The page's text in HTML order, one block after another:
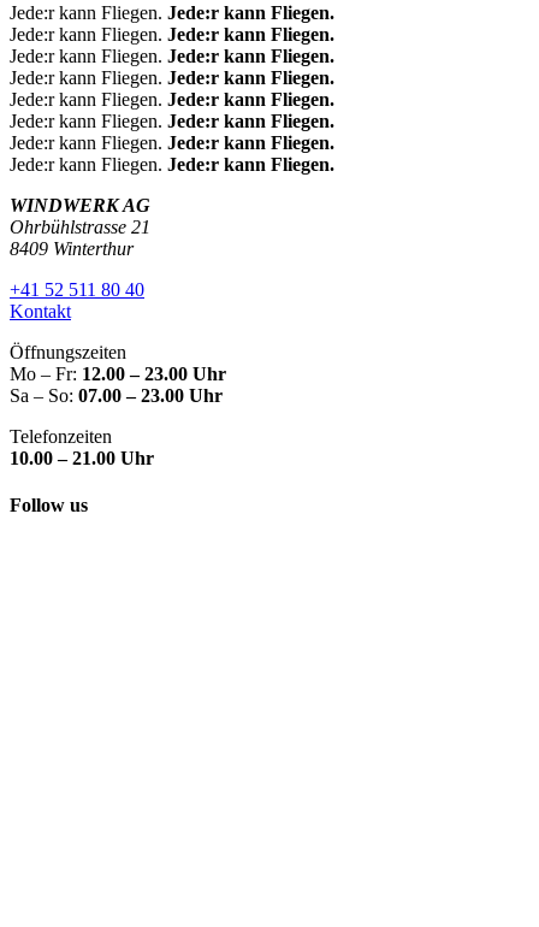
Jede:r kann Fliegen. Jede:r kann Fliegen.
Jede:r kann Fliegen. Jede:r kann Fliegen.
Jede:r kann Fliegen. Jede:r kann Fliegen.
Jede:r kann Fliegen. Jede:r kann Fliegen.
Jede:r kann Fliegen. Jede:r kann Fliegen.
Jede:r kann Fliegen. Jede:r kann Fliegen.
Jede:r kann Fliegen. Jede:r kann Fliegen.
Jede:r kann Fliegen. Jede:r kann Fliegen.
WINDWERK AG
Ohrbühlstrasse 21
8409 Winterthur
+41 52 511 80 40
Kontakt
Öffnungszeiten
Mo – Fr: 12.00 – 23.00 Uhr
Sa – So: 07.00 – 23.00 Uhr
Telefonzeiten
10.00 – 21.00 Uhr
Follow us